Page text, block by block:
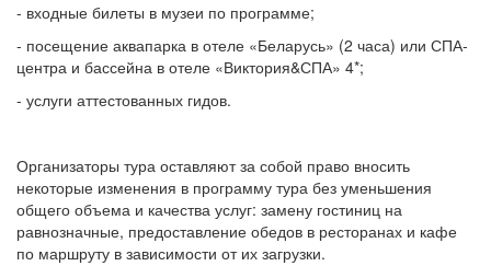
- входные билеты в музеи по программе;
- посещение аквапарка в отеле «Беларусь» (2 часа) или СПА-
центра и бассейна в отеле «Виктория&СПА» 4*;
- услуги аттестованных гидов.
Организаторы тура оставляют за собой право вносить
некоторые изменения в программу тура без уменьшения
общего объема и качества услуг: замену гостиниц на
равнозначные, предоставление обедов в ресторанах и кафе
по маршруту в зависимости от их загрузки.